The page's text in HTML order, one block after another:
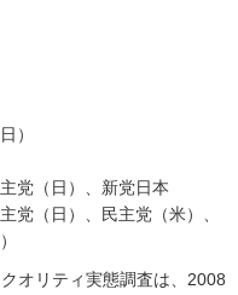
）
党（日）、新党日本
党（日）、民主党（米）、
オリティ実態調査は、2008